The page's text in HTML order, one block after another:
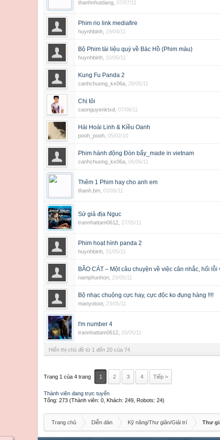
thanhnhutdang 07/07/11
Phim rio link mediafire
huynhbinh 19/04/11
Bộ Phim tài liệu quý về Bác Hồ (Phim màu)
huynhbinh 10/06/11
Kung Fu Panda 2
canhchuong_kx06a 28/05/11
Chị tôi
caonguyenktxd 07/06/11
Hài Hoài Linh & Kiều Oanh
pooh_pooh 05/02/10
Phim hành động Đòn bẩy_made in vietnam
canhchuong_kx06a 06/06/11
Thêm 1 Phim hay cho anh em
thanh.bm 03/06/11
Sứ giả địa Nguc
trannhattam0612 27/05/11
Phim hoạt hình panda 2
huynhbinh 31/05/11
BÃO CÁT – Một câu chuyện về việc cân nhắc, hối lỗi
namphunhon 29/05/11
Bộ nhạc chuộng cực hay, cực độc ko đụng hàng !!!!
manyotoot 23/05/11
I'm number 4
trannhattam0612 20/05/11
Hiển thị chủ đề từ 1 đến 20 của 74
Trang 1 của 4 trang 1 2 3 4 Tiếp >
Thành viên đang trực tuyến
Tổng: 273 (Thành viên: 0, Khách: 249, Robots: 24)
Trang chủ Diễn đàn Kỹ năng/Thư giãn/Giải trí Thư